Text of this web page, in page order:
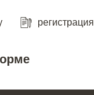
регистрация